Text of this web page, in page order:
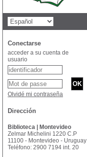
Conectarse
acceder a su cuenta de
usuario
Olvidé mi contraseña
Dirección
Biblioteca | Montevideo
Zelmar Michelini 1220 C.P
11100 - Montevideo - Uruguay
Teléfono: 2900 7194 int. 20